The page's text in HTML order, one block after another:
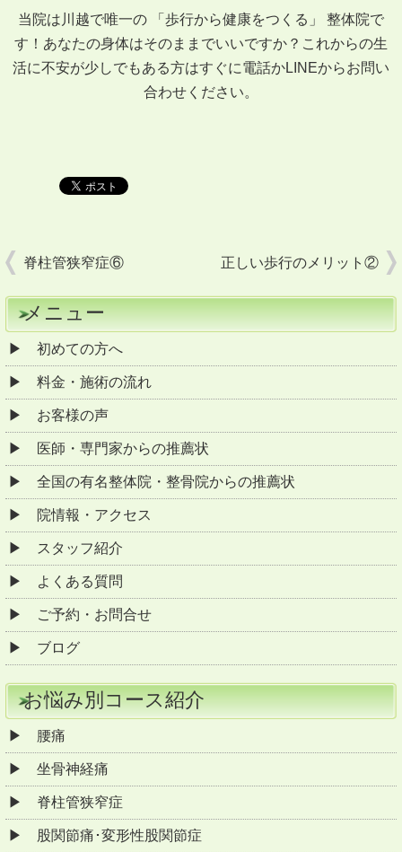
当院は川越で唯一の 「歩行から健康をつくる」 整体院で
す！あなたの身体はそのままでいいですか？これからの生
活に不安が少しでもある方はすぐに電話かLINEからお問い
合わせください。
脊柱管狭窄症⑥ 正しい歩行のメリット②
メニュー
初めての方へ
料金・施術の流れ
お客様の声
医師・専門家からの推薦状
全国の有名整体院・整骨院からの推薦状
院情報・アクセス
スタッフ紹介
よくある質問
ご予約・お問合せ
ブログ
お悩み別コース紹介
腰痛
坐骨神経痛
脊柱管狭窄症
股関節痛･変形性股関節症